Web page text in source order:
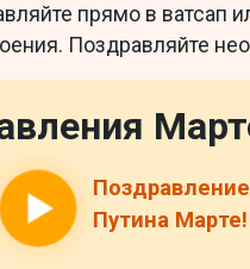
прямо в ватсап
Поздравляйте
Путина